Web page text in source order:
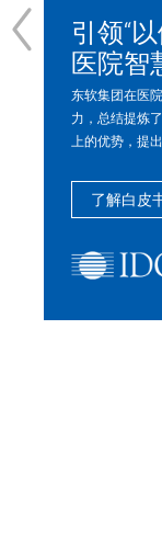
引领“
医院智
东软集团在医
力，总结提炼
上的优势，提
了解白皮